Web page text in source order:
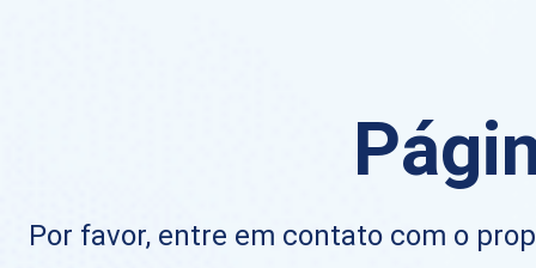
Por favor, entre em contato com o